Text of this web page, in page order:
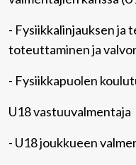
- Fysiikkalinjauksen ja
toteuttaminen ja
- Fysiikkapuolen
U18 vastuuvalmentaja
- U18 joukkueen